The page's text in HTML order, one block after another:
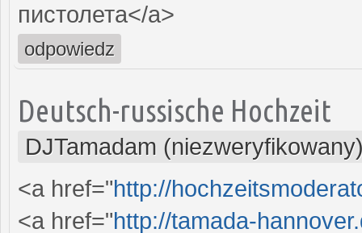
пистолета</a>
odpowiedz
Deutsch-russische Hochzeit
DJTamadam
<a href="http://
<a href="http://tamada-